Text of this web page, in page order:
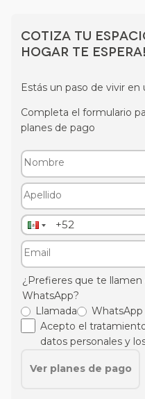
Cotiza tu
hogar te espera!
Estás un paso de vivir en
Completa el formulario
planes de pago
¿Prefieres que te
WhatsApp?
Llamada
WhatsApp
Acepto el
datos personales y
Ver planes de pago